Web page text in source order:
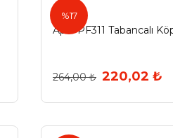
%17
Apel
Apel PF311 Tabancalı
264,00 ₺ 220,02 ₺